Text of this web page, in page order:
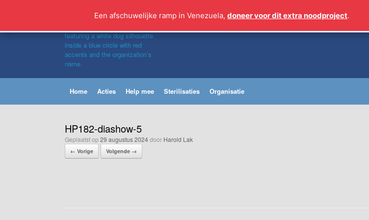
inhoud
Home Acties Help mee Sterilisaties Organisatie
HP182-diashow-5
Geplaatst op 29 augustus 2024door Harold Lak
← Vorige Volgende →
Een afschuwelijke ramp in Venezuela, doneer voor dit extra noodproject.